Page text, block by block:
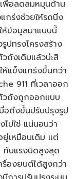
พื่อลดลมหมุนด้าน
กร่งช่วยให้รถนิ่ง
ห้ข้อมูลมาแบบนี้
ปทรงโครงสร้าง
ถังเดิมแล้วน่ะสิ
แข็งแกร่งขึ้นกว่า
911 ที่เวลาออก
วถังถูกออกแบบ
อถึงขั้นปรับปรุงรูป
ม่ใช่ แน่นอนว่า
ยู่เหมือนเดิม แต่
กับแรงบิดสูงสุด
รื่องยนต์ได้สูงกว่า